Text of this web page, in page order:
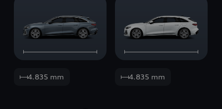
4.835 mm 4.835 mm